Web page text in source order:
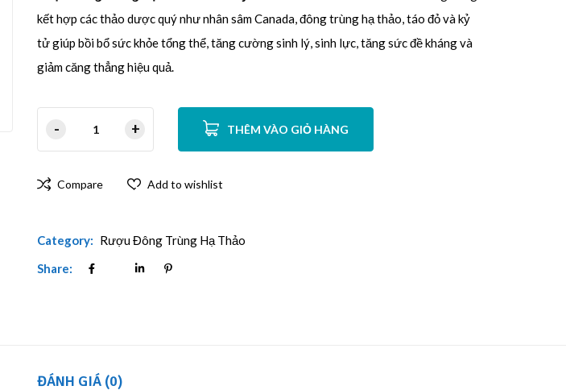
kết hợp các thảo dược quý như nhân sâm Canada, đông trùng hạ thảo, táo đỏ và kỷ
tử giúp bồi bổ sức khỏe tổng thể, tăng cường sinh lý, sinh lực, tăng sức đề kháng và
giảm căng thẳng hiệu quả.
THÊM VÀO GIỎ HÀNG
Compare Add to wishlist
Category: Rượu Đông Trùng Hạ Thảo
Share:
ĐÁNH GIÁ (0)